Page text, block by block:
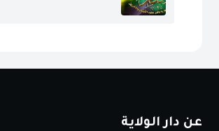
عن دار الولاية